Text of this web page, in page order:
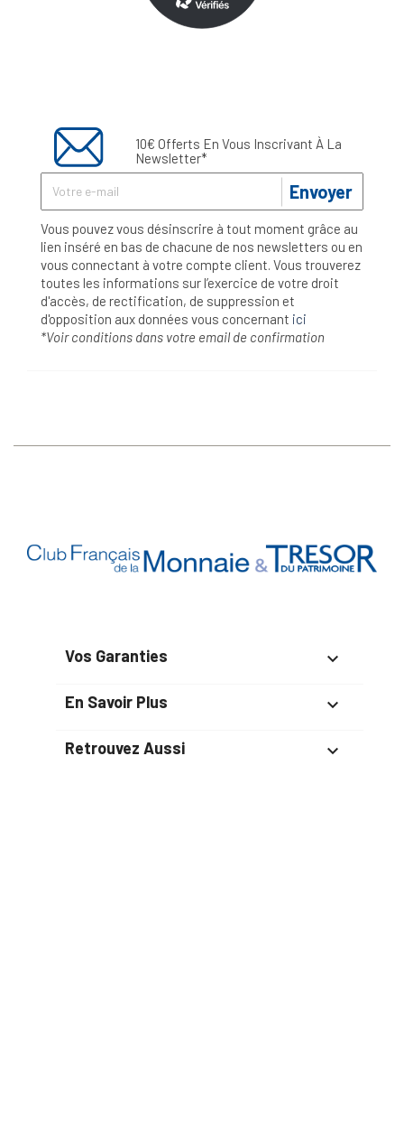
10€ Offerts En Vous Inscrivant À La
Newsletter*
Envoyer
Vous pouvez vous désinscrire à tout moment grâce au
lien inséré en bas de chacune de nos newsletters ou en
vous connectant à votre compte client. Vous trouverez
toutes les informations sur l’exercice de votre droit
d'accès, de rectification, de suppression et
d'opposition aux données vous concernant ici
*Voir conditions dans votre email de confirmation
Vos Garanties 
En Savoir Plus 
Retrouvez Aussi 